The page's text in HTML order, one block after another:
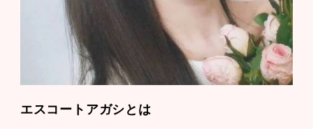
エスコートアガシとは